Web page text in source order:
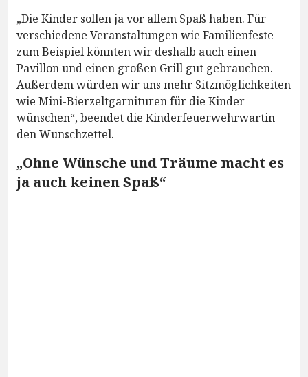
„Die Kinder sollen ja vor allem Spaß haben. Für
verschiedene Veranstaltungen wie Familienfeste
zum Beispiel könnten wir deshalb auch einen
Pavillon und einen großen Grill gut gebrauchen.
Außerdem würden wir uns mehr Sitzmöglichkeiten
wie Mini-Bierzeltgarnituren für die Kinder
wünschen“, beendet die Kinderfeuerwehrwartin
den Wunschzettel.
„Ohne Wünsche und Träume macht es
ja auch keinen Spaß“